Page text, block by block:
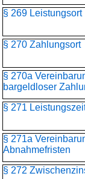
§ 269 Leistungsort
§ 270 Zahlungsort
§ 270a
bargeldloser
§ 271
§ 271a
Abnahmefristen
§ 272